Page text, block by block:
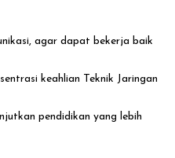
agar dapat bekerja baik
keahlian Teknik Jaringan
pendidikan yang lebih